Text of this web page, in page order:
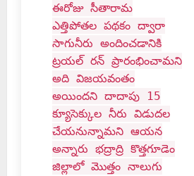
ఈరోజు సీతారామ
ఎత్తిపోతల పథకం ద్వారా
సాగునీరు అందించడానికి
ట్రయల్ రన్ ప్రారంభించామని
అది విజయవంతం
అయిందని దాదాపు 15
క్యూసెక్కుల నీరు విడుదల
చేయనున్నామని ఆయన
అన్నారు భద్రాద్రి కొత్తగూడెం
జిల్లాలో మొత్తం నాలుగు